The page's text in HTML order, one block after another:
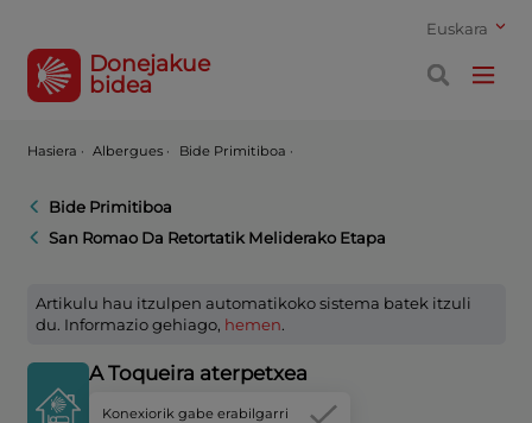
Euskara
Donejakue
bidea
Hasiera · Albergues · Bide Primitiboa ·
Bide Primitiboa
San Romao Da Retortatik Meliderako Etapa
Artikulu hau itzulpen automatikoko sistema batek itzuli
du. Informazio gehiago, hemen.
A Toqueira aterpetxea
Konexiorik gabe erabilgarri